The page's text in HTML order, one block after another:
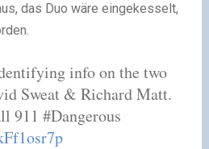
das Duo wäre eingekesselt,
info on the two
Sweat & Richard Matt.
911 #Dangerous